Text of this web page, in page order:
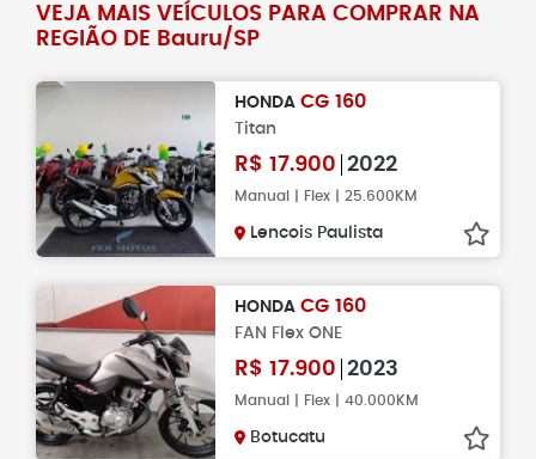
VEJA MAIS VEÍCULOS PARA COMPRAR NA
REGIÃO DE Bauru/SP
HONDA CG 160
Titan
R$ 17.900 2022
Manual | Flex | 25.600KM
Lencois Paulista
HONDA CG 160
FAN Flex ONE
R$ 17.900 2023
Manual | Flex | 40.000KM
Botucatu